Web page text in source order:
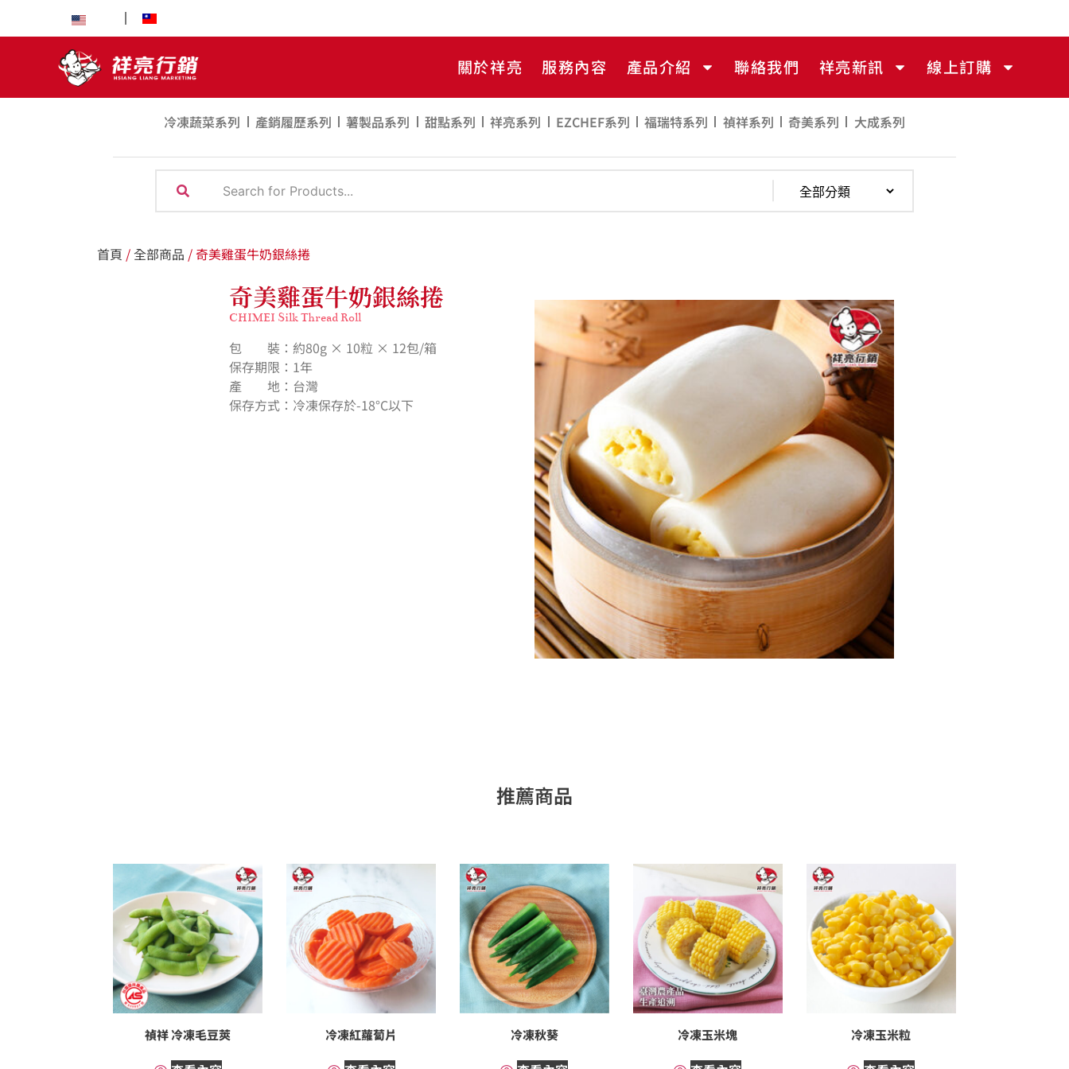
關於祥亮 服務內容 產品介紹 聯絡我們 祥亮新訊 線上訂購
冷凍蔬菜系列 產銷履歷系列 薯製品系列 甜點系列 祥亮系列 EZCHEF系列 福瑞特系列 禎祥系列 奇美系列 大成系列
首頁 /全部商品 / 奇美雞蛋牛奶銀絲捲
奇美雞蛋牛奶銀絲捲
CHIMEI Silk Thread Roll
包 裝：約80g × 10粒 × 12包/箱
保存期限：1年
產 地：台灣
保存方式：冷凍保存於-18°C以下
推薦商品
禎祥 冷凍毛豆莢 冷凍紅蘿蔔片 冷凍秋葵 冷凍玉米塊 冷凍玉米粒